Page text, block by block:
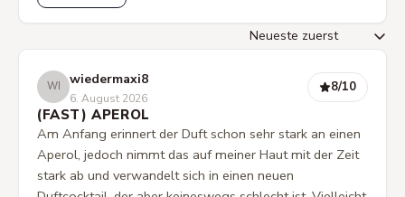
WI wiedermaxi8
6. August 2026
8/10
(FAST) APEROL
Am Anfang erinnert der Duft schon sehr stark an einen
Aperol, jedoch nimmt das auf meiner Haut mit der Zeit
stark ab und verwandelt sich in einen neuen